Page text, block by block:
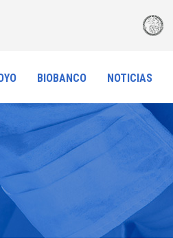
BIOBANCO NOTICIAS